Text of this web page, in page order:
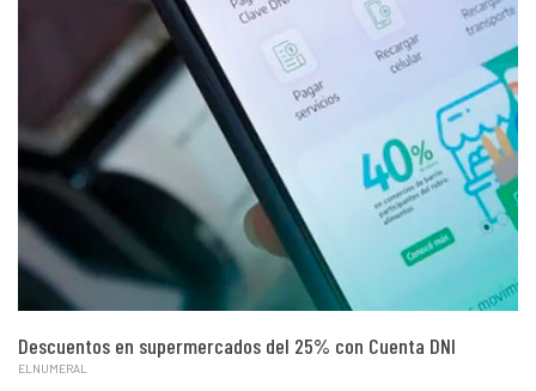
Descuentos en supermercados del 25% con Cuenta DNI
ELNUMERAL